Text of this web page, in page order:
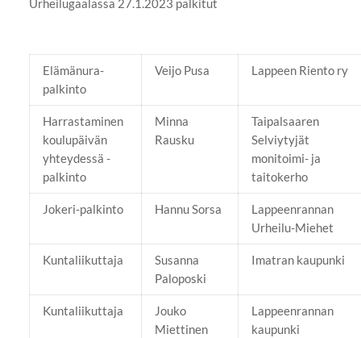
Elämänura-
palkinto
Veijo Pusa Lappeen Riento ry
Harrastaminen
koulupäivän
yhteydessä -
palkinto
Minna
Rausku
Taipalsaaren
Selviytyjät
monitoimi- ja
taitokerho
Jokeri-palkinto Hannu Sorsa
Lappeenrannan
Urheilu-Miehet
Kuntaliikuttaja
Susanna
Paloposki
Imatran kaupunki
Kuntaliikuttaja
Jouko
Miettinen
Lappeenrannan
kaupunki